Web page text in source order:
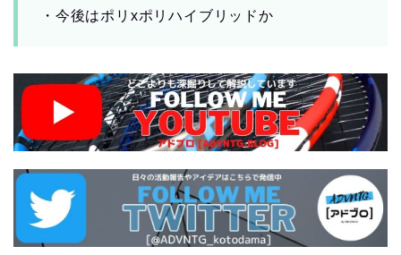
・今後はポリxポリハイブリッドか